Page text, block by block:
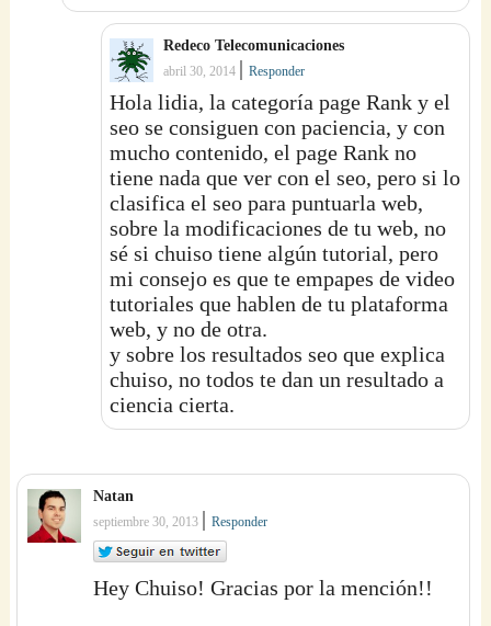
Redeco Telecomunicaciones
abril 30, 2014 |Responder
Hola lidia, la categoría page Rank y el
seo se consiguen con paciencia, y con
mucho contenido, el page Rank no
tiene nada que ver con el seo, pero si lo
clasifica el seo para puntuarla web,
sobre la modificaciones de tu web, no
sé si chuiso tiene algún tutorial, pero
mi consejo es que te empapes de video
tutoriales que hablen de tu plataforma
web, y no de otra.
y sobre los resultados seo que explica
chuiso, no todos te dan un resultado a
ciencia cierta.
Natan
septiembre 30, 2013 |Responder
Hey Chuiso! Gracias por la mención!!